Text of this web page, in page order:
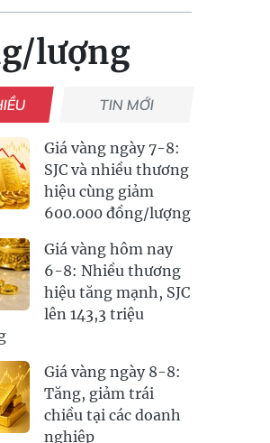
lượng
TIN MỚI
Giá vàng ngày 7-8:
SJC và nhiều thương
hiệu cùng giảm
600.000 đồng/lượng
Giá vàng hôm nay
6-8: Nhiều thương
hiệu tăng mạnh, SJC
lên 143,3 triệu
Giá vàng ngày 8-8:
Tăng, giảm trái
chiều tại các doanh
nghiệp